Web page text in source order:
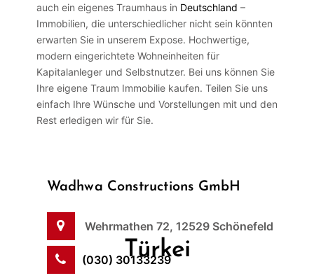
auch ein eigenes Traumhaus in Deutschland –
Immobilien, die unterschiedlicher nicht sein könnten
erwarten Sie in unserem Expose. Hochwertige,
modern eingerichtete Wohneinheiten für
Kapitalanleger und Selbstnutzer. Bei uns können Sie
Ihre eigene Traum Immobilie kaufen. Teilen Sie uns
einfach Ihre Wünsche und Vorstellungen mit und den
Rest erledigen wir für Sie.
Wadhwa Constructions GmbH
Wehrmathen 72, 12529 Schönefeld
(030) 30133239
Türkei